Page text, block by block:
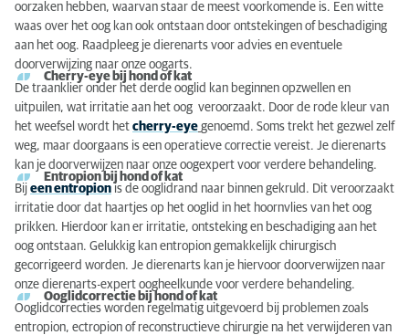
Moderne apparatuur voor diagnostiek
Behandeling en nazorg
oorzaken hebben, waarvan staar de meest voorkomende is. Een witte
waas over het oog kan ook ontstaan door ontstekingen of beschadiging
aan het oog. Raadpleeg je dierenarts voor advies en eventuele
doorverwijzing naar onze oogarts.
Cherry-eye bij hond of kat
De traanklier onder het derde ooglid kan beginnen opzwellen en
uitpuilen, wat irritatie aan het oog veroorzaakt. Door de rode kleur van
het weefsel wordt het cherry-eye genoemd. Soms trekt het gezwel zelf
weg, maar doorgaans is een operatieve correctie vereist. Je dierenarts
kan je doorverwijzen naar onze oogexpert voor verdere behandeling.
Entropion bij hond of kat
Bij een entropion is de ooglidrand naar binnen gekruld. Dit veroorzaakt
irritatie door dat haartjes op het ooglid in het hoornvlies van het oog
prikken. Hierdoor kan er irritatie, ontsteking en beschadiging aan het
oog ontstaan. Gelukkig kan entropion gemakkelijk chirurgisch
gecorrigeerd worden. Je dierenarts kan je hiervoor doorverwijzen naar
onze dierenarts-expert oogheelkunde voor verdere behandeling.
Ooglidcorrectie bij hond of kat
Ooglidcorrecties worden regelmatig uitgevoerd bij problemen zoals
entropion, ectropion of reconstructieve chirurgie na het verwijderen van